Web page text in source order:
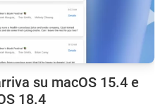
su macOS 15.4 e
18.4